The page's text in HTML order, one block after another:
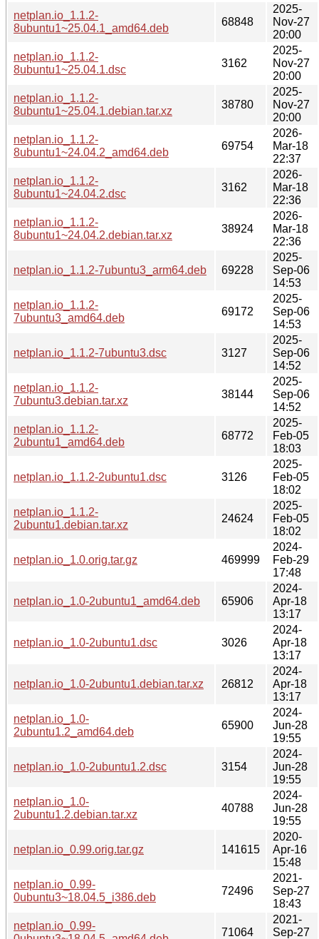
netplan.io_1.1.2-
8ubuntu1~25.04.1_amd64.deb
68848
2025-
Nov-27
20:00
netplan.io_1.1.2-
8ubuntu1~25.04.1.dsc
3162
2025-
Nov-27
20:00
netplan.io_1.1.2-
8ubuntu1~25.04.1.debian.tar.xz
38780
2025-
Nov-27
20:00
netplan.io_1.1.2-
8ubuntu1~24.04.2_amd64.deb
69754
2026-
Mar-18
22:37
netplan.io_1.1.2-
8ubuntu1~24.04.2.dsc
3162
2026-
Mar-18
22:36
netplan.io_1.1.2-
8ubuntu1~24.04.2.debian.tar.xz
38924
2026-
Mar-18
22:36
netplan.io_1.1.2-7ubuntu3_arm64.deb 69228
2025-
Sep-06
14:53
netplan.io_1.1.2-
7ubuntu3_amd64.deb
69172
2025-
Sep-06
14:53
netplan.io_1.1.2-7ubuntu3.dsc 3127
2025-
Sep-06
14:52
netplan.io_1.1.2-
7ubuntu3.debian.tar.xz
38144
2025-
Sep-06
14:52
netplan.io_1.1.2-
2ubuntu1_amd64.deb
68772
2025-
Feb-05
18:03
netplan.io_1.1.2-2ubuntu1.dsc 3126
2025-
Feb-05
18:02
netplan.io_1.1.2-
2ubuntu1.debian.tar.xz
24624
2025-
Feb-05
18:02
netplan.io_1.0.orig.tar.gz 469999
2024-
Feb-29
17:48
netplan.io_1.0-2ubuntu1_amd64.deb 65906
2024-
Apr-18
13:17
netplan.io_1.0-2ubuntu1.dsc 3026
2024-
Apr-18
13:17
netplan.io_1.0-2ubuntu1.debian.tar.xz 26812
2024-
Apr-18
13:17
netplan.io_1.0-
2ubuntu1.2_amd64.deb
65900
2024-
Jun-28
19:55
netplan.io_1.0-2ubuntu1.2.dsc 3154
2024-
Jun-28
19:55
netplan.io_1.0-
2ubuntu1.2.debian.tar.xz
40788
2024-
Jun-28
19:55
netplan.io_0.99.orig.tar.gz 141615
2020-
Apr-16
15:48
netplan.io_0.99-
0ubuntu3~18.04.5_i386.deb
72496
2021-
Sep-27
18:43
netplan.io_0.99-
71064
2021-
Sep-27